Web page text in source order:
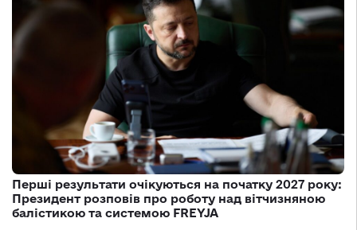
Перші результати очікуються на початку 2027 року:
Президент розповів про роботу над вітчизняною
балістикою та системою FREYJA